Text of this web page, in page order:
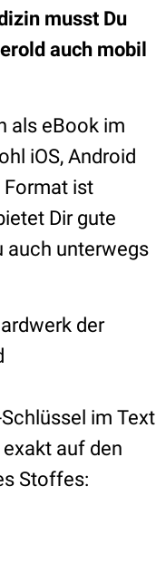
musst Du
auch mobil
als eBook im
iOS, Android
Format ist
Dir gute
auch unterwegs
der
im Text
auf den
Stoffes: